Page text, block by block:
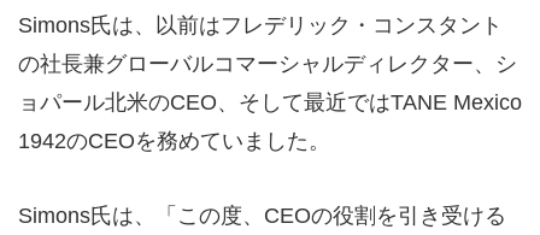
Simons氏は、以前はフレデリック・コンスタント
の社長兼グローバルコマーシャルディレクター、シ
ョパール北米のCEO、そして最近ではTANE Mexico
1942のCEOを務めていました。
Simons氏は、「この度、CEOの役割を引き受ける